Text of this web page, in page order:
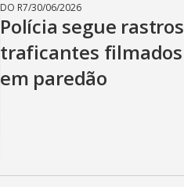
DO R7/30/06/2026
Polícia segue
traficantes
em paredão